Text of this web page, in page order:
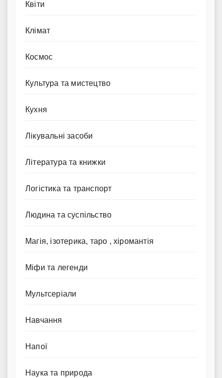
Квіти
Клімат
Космос
Культура та мистецтво
Кухня
Лікувальні засоби
Література та книжки
Логістика та транспорт
Людина та суспільство
Магія, ізотерика, таро , хіромантія
Міфи та легенди
Мультсеріали
Навчання
Напої
Наука та природа